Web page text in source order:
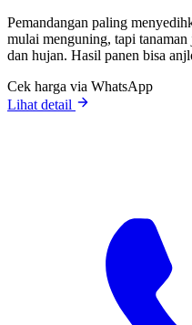
Pemandangan paling
mulai menguning, tapi
dan hujan. Hasil panen bisa
Cek harga via WhatsApp
Lihat detail